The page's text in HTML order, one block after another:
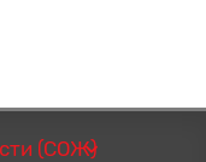
(СОЖ)